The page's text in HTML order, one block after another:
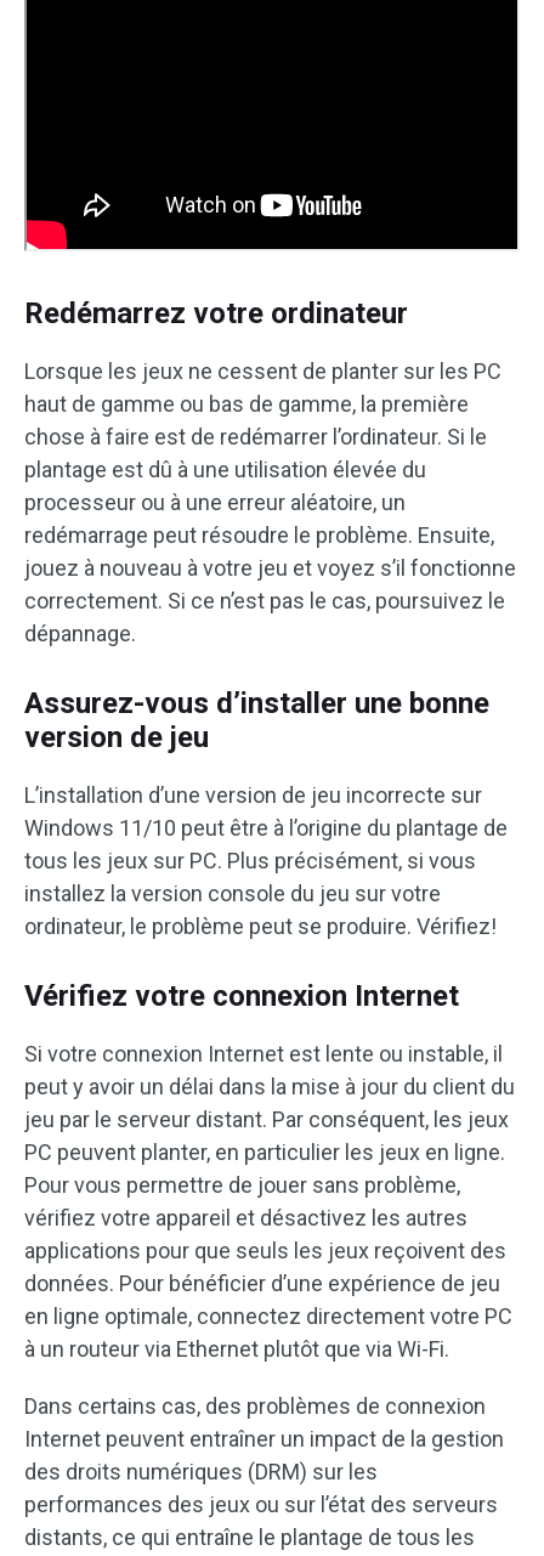
Redémarrez votre ordinateur
Lorsque les jeux ne cessent de planter sur les PC
haut de gamme ou bas de gamme, la première
chose à faire est de redémarrer l’ordinateur. Si le
plantage est dû à une utilisation élevée du
processeur ou à une erreur aléatoire, un
redémarrage peut résoudre le problème. Ensuite,
jouez à nouveau à votre jeu et voyez s’il fonctionne
correctement. Si ce n’est pas le cas, poursuivez le
dépannage.
Assurez-vous d’installer une bonne
version de jeu
L’installation d’une version de jeu incorrecte sur
Windows 11/10 peut être à l’origine du plantage de
tous les jeux sur PC. Plus précisément, si vous
installez la version console du jeu sur votre
ordinateur, le problème peut se produire. Vérifiez!
Vérifiez votre connexion Internet
Si votre connexion Internet est lente ou instable, il
peut y avoir un délai dans la mise à jour du client du
jeu par le serveur distant. Par conséquent, les jeux
PC peuvent planter, en particulier les jeux en ligne.
Pour vous permettre de jouer sans problème,
vérifiez votre appareil et désactivez les autres
applications pour que seuls les jeux reçoivent des
données. Pour bénéficier d’une expérience de jeu
en ligne optimale, connectez directement votre PC
à un routeur via Ethernet plutôt que via Wi-Fi.
Dans certains cas, des problèmes de connexion
Internet peuvent entraîner un impact de la gestion
des droits numériques (DRM) sur les
performances des jeux ou sur l’état des serveurs
distants, ce qui entraîne le plantage de tous les